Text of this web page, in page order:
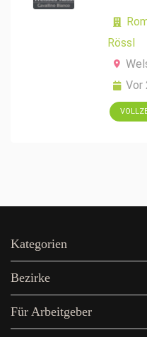
Rössl
Vor
Kategorien
Bezirke
Für Arbeitgeber